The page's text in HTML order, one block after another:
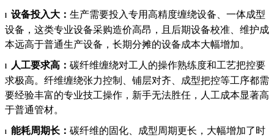
l 设备投入大： 生产需要投入专用高精度缠绕设备、一体成型
设备，这类专业设备采购造价高昂，且后期设备校准、维护成
本远高于普通生产设备，长期分摊的设备成本大幅增加。
l 人工要求高： 碳纤维缠绕对工人的操作熟练度和工艺把控要
求极高。 纤维缠绕张力控制、铺层对齐、成型把控等工序都需
要经验丰富的专业技工操作，新手无法胜任 ， 人工成本显著高
于普通管材。
l 能耗周期长： 碳纤维的固化、成型周期更长，大幅增加了时